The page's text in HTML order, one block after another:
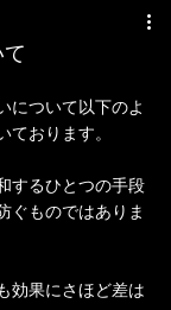
について以下のよ
ております。
するひとつの手段
ぐものではありま
効果にさほど差は